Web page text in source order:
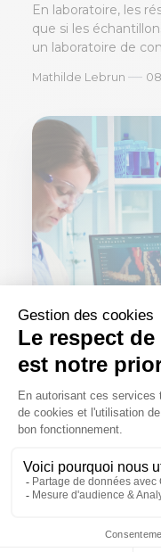
En laboratoire, les
que si les
un laboratoire de
Mathilde Lebrun —
LIMS Actualités /
LIMS open
séduisante,